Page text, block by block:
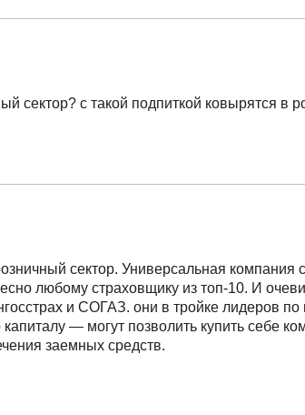
сектор? с такой подпиткой ковырятся в
сектор. Универсальная компания
любому страховщику из топ-10. И
и СОГАЗ. они в тройке лидеров
— могут позволить купить себе
заемных средств.